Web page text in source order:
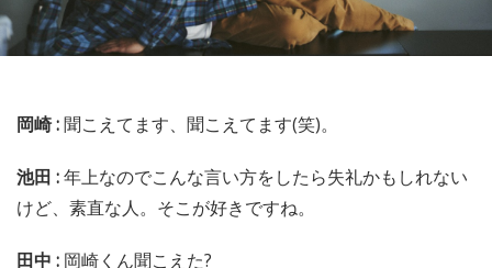
岡崎 :聞こえてます、聞こえてます(笑)。
池田 :年上なのでこんな言い方をしたら失礼かもしれない
けど、素直な人。そこが好きですね。
田中 : 岡崎くん聞こえた?